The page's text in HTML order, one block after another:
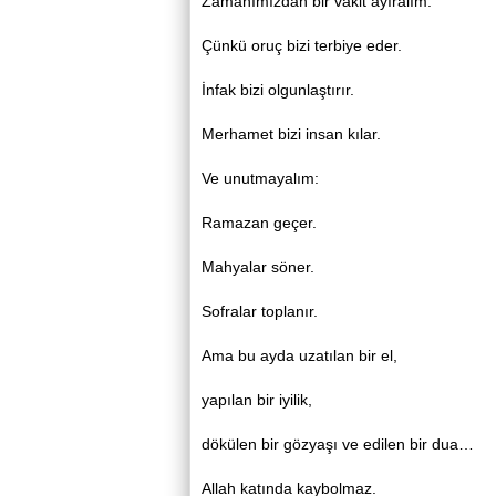
Çünkü oruç bizi terbiye eder.
İnfak bizi olgunlaştırır.
Merhamet bizi insan kılar.
Ve unutmayalım:
Ramazan geçer.
Mahyalar söner.
Sofralar toplanır.
Ama bu ayda uzatılan bir el,
yapılan bir iyilik,
dökülen bir gözyaşı ve edilen bir dua…
Allah katında kaybolmaz.